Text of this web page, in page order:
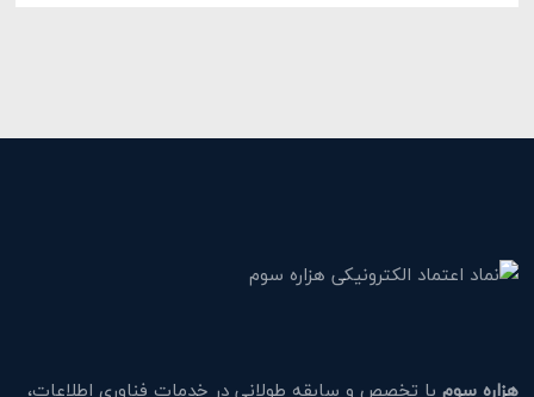
هزاره سوم با تخصص و سابقه طولانی در خدمات فناوری اطلاعات،